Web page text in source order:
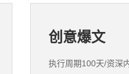
创意爆文
执行周期100天/资深